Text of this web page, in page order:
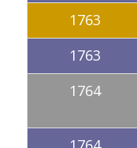
1763
1763
1764